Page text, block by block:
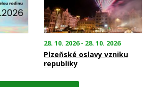
28. 10. 2026 - 28. 10. 2026
Plzeňské oslavy vzniku
republiky